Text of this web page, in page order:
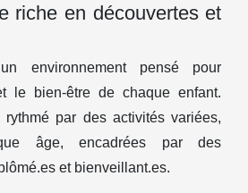
riche en découvertes et
environnement pensé pour
le bien-être de chaque enfant.
rythmé par des activités variées,
âge, encadrées par des
et bienveillant.es.